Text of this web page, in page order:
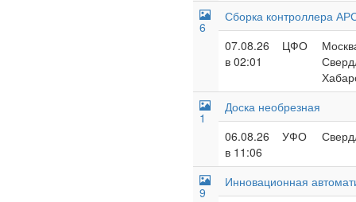
6
Сборка контроллера
07.08.26
в 02:01
ЦФО
1
Доска необрезная
06.08.26
в 11:06
УФО
9
Инновационная